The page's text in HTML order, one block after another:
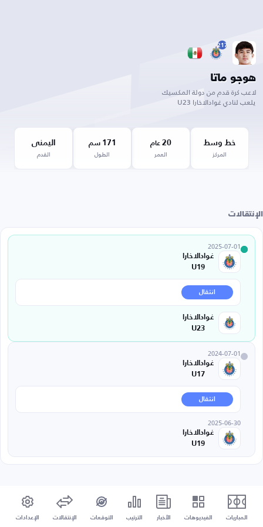
217
هوجو ماتا
لاعب كرة قدم من دولة المكسيك
يلعب لنادي غوادالاخارا U23
خط وسط
المركز
20 عام
العمر
171 سم
الطول
اليمنى
القدم
الإنتقالات
2025-07-01
غوادالاخارا
U19
انتقال
غوادالاخارا
U23
2024-07-01
غوادالاخارا
U17
انتقال
2025-06-30
غوادالاخارا
U19
المباريات الفيديوهات الأخبار الترتيب التوقعات الإنتقالات الإعدادات